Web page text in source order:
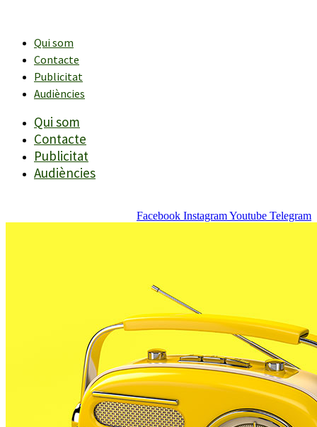
contingutQui som
Contacte
Publicitat
Audiències
Qui som
Contacte
Publicitat
Audiències
Facebook InstagramYoutube Telegram